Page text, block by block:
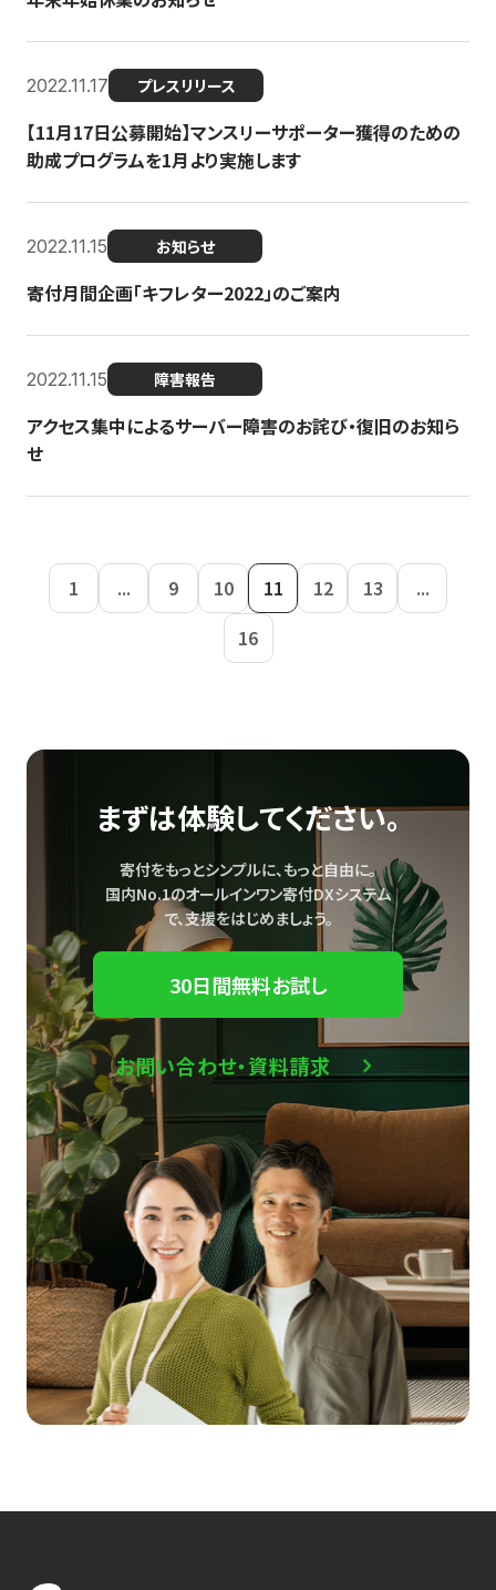
2022.11.17 プレスリリース
【11月17日公募開始】マンスリーサポーター獲得のための
助成プログラムを1月より実施します
2022.11.15 お知らせ
寄付月間企画「キフレター2022」のご案内
2022.11.15 障害報告
アクセス集中によるサーバー障害のお詫び・復旧のお知ら
せ
1 ... 9 10 11 12 13
...
16
まずは体験してください。
寄付をもっとシンプルに、もっと自由に。
国内No.1のオールインワン寄付DXシステム
で、支援をはじめましょう。
30日間無料お試し
お問い合わせ・資料請求